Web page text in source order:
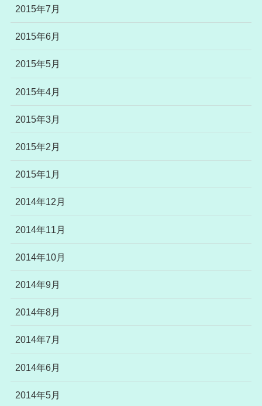
2015年7月
2015年6月
2015年5月
2015年4月
2015年3月
2015年2月
2015年1月
2014年12月
2014年11月
2014年10月
2014年9月
2014年8月
2014年7月
2014年6月
2014年5月